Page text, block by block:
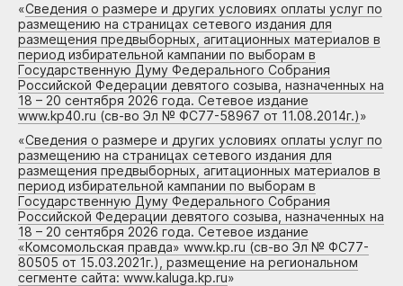
«Сведения о размере и других условиях оплаты услуг по
размещению на страницах сетевого издания для
размещения предвыборных, агитационных материалов в
период избирательной кампании по выборам в
Государственную Думу Федерального Собрания
Российской Федерации девятого созыва, назначенных на
18 – 20 сентября 2026 года. Сетевое издание
www.kp40.ru (св-во Эл № ФС77-58967 от 11.08.2014г.)»
«Сведения о размере и других условиях оплаты услуг по
размещению на страницах сетевого издания для
размещения предвыборных, агитационных материалов в
период избирательной кампании по выборам в
Государственную Думу Федерального Собрания
Российской Федерации девятого созыва, назначенных на
18 – 20 сентября 2026 года. Сетевое издание
«Комсомольская правда» www.kp.ru (св-во Эл № ФС77-
80505 от 15.03.2021г.), размещение на региональном
сегменте сайта: www.kaluga.kp.ru»